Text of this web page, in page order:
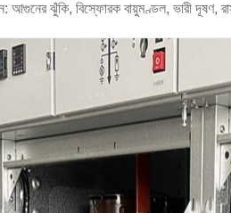
আগুনের ঝুঁকি, বিস্ফোরক বায়ুমণ্ডল, ভারী দূষণ,